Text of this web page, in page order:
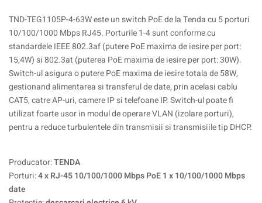
TND-TEG1105P-4-63W este un switch PoE de la Tenda cu 5 porturi
10/100/1000 Mbps RJ45. Porturile 1-4 sunt conforme cu
standardele IEEE 802.3af (putere PoE maxima de iesire per port:
15,4W) si 802.3at (puterea PoE maxima de iesire per port: 30W).
Switch-ul asigura o putere PoE maxima de iesire totala de 58W,
gestionand alimentarea si transferul de date, prin acelasi cablu
CAT5, catre AP-uri, camere IP si telefoane IP. Switch-ul poate fi
utilizat foarte usor in modul de operare VLAN (izolare porturi),
pentru a reduce turbulentele din transmisii si transmisiile tip DHCP.
Producator:TENDA
Porturi:4 x RJ-45 10/100/1000 Mbps PoE 1 x 10/100/1000 Mbps
date